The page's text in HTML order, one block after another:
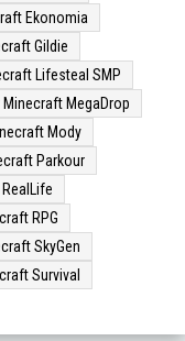
Ekonomia
Gildie
Lifesteal SMP
Minecraft MegaDrop
Mody
Parkour
RPG
SkyGen
Survival